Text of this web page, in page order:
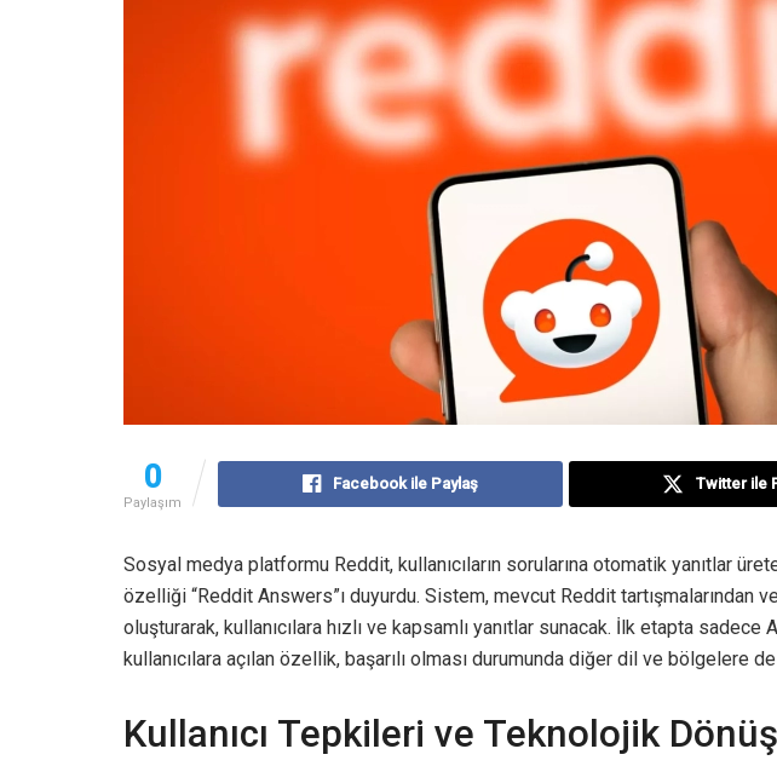
0
Paylaşım
Facebook ile Paylaş Twitter ile
Sosyal medya platformu Reddit, kullanıcıların sorularına otomatik yanıtlar
özelliği “Reddit Answers”ı duyurdu. Sistem, mevcut Reddit tartışmalarından
oluşturarak, kullanıcılara hızlı ve kapsamlı yanıtlar sunacak. İlk etapta sadece
kullanıcılara açılan özellik, başarılı olması durumunda diğer dil ve bölgelere
Kullanıcı Tepkileri ve Teknolojik